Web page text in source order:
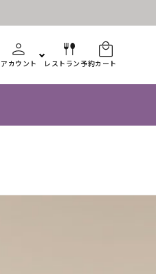
アカウント レストラン予約カート